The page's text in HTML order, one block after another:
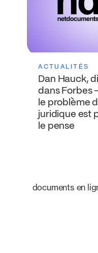
ACTUALITÉS
Dan Hauck,
dans Forbes
le problème
juridique est
le pense
documents en